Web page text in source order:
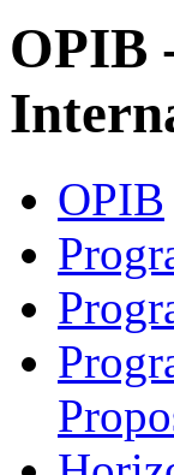
OPIB
OPIB